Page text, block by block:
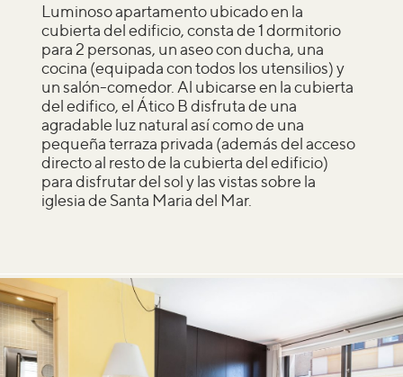
Luminoso apartamento ubicado en la
cubierta del edificio, consta de 1 dormitorio
para 2 personas, un aseo con ducha, una
cocina (equipada con todos los utensilios) y
un salón-comedor. Al ubicarse en la cubierta
del edifico, el Ático B disfruta de una
agradable luz natural así como de una
pequeña terraza privada (además del acceso
directo al resto de la cubierta del edificio)
para disfrutar del sol y las vistas sobre la
iglesia de Santa Maria del Mar.